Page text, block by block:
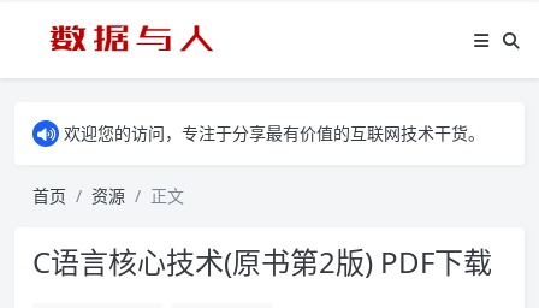
欢迎您的访问，专注于分享最有价值的互联网技术干货。
首页 资源 正文
C语言核心技术(原书第2版) PDF下载